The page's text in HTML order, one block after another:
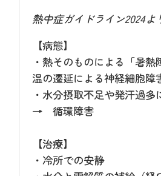
熱中症ガイドライン2024よ
【病態】
・熱そのものによる「
温の遷延による神経細胞障
・水分摂取不足や発汗過
→ 循環障害
【治療】
・冷所での安静